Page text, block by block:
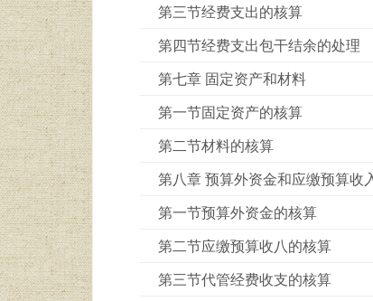
第三节经费支出的核算
第四节经费支出包干结余的处理
第七章 固定资产和材料
第一节固定资产的核算
第二节材料的核算
第八章 预算外资金和应缴预算收
第一节预算外资金的核算
第二节应缴预算收八的核算
第三节代管经费收支的核算